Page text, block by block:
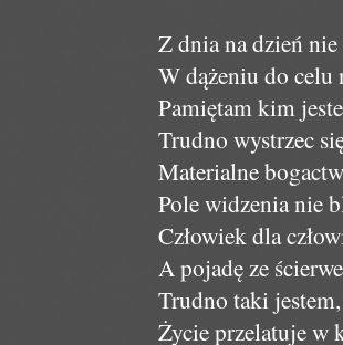
Z dnia na dzień nie
W dążeniu do celu
Pamiętam kim
Trudno wystrzec
Materialne
Pole widzenia nie
Człowiek dla
A pojadę ze
Trudno taki
Życie przelatuje w